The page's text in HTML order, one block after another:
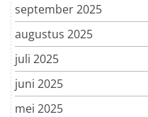
september 2025
augustus 2025
juli 2025
juni 2025
mei 2025